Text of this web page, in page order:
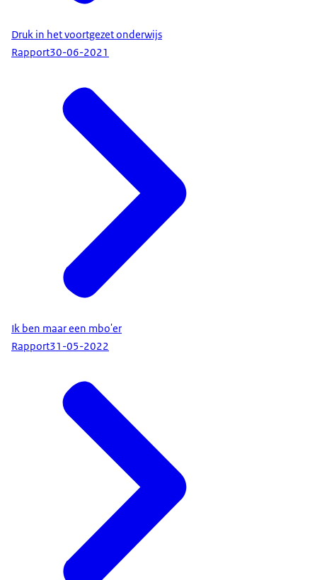
Druk in het voortgezet onderwijs
Rapport30-06-2021
Ik ben maar een mbo'er
Rapport31-05-2022